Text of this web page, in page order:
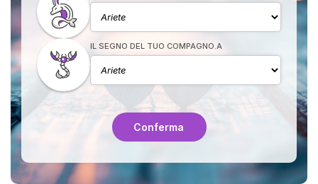
IL SEGNO DEL TUO COMPAGNO.A
Conferma